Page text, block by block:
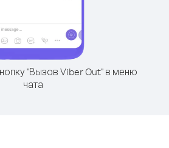
"Вызов Viber Out" в меню
чата